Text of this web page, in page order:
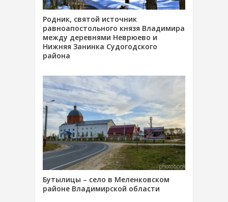
Родник, святой источник
равноапостольного князя Владимира
между деревнями Неврюево и
Нижняя Занинка Судогодского
района
Бутылицы – село в Меленковском
районе Владимирской области